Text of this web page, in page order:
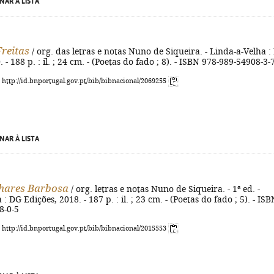
/ org. das letras e notas Nuno de Siqueira. - Linda-a-Velha :
- 188 p. : il. ; 24 cm. - (Poetas do fado ; 8). - ISBN 978-989-54908-3-
id.bnportugal.gov.pt/bib/bibnacional/2069255
À LISTA
Barbosa / org. letras e notas Nuno de Siqueira. - 1ª ed. -
: DG Edições, 2018. - 187 p. : il. ; 23 cm. - (Poetas do fado ; 5). -
0-5
id.bnportugal.gov.pt/bib/bibnacional/2015553